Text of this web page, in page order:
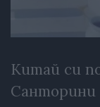
Китай си
Санторини